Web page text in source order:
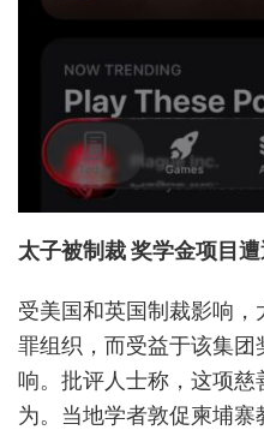
太子被制裁 奖学金项目
受美国和英国制裁影响
罪组织，而受益于该集
响。批评人士称，这项
为。当地学者敦促柬埔